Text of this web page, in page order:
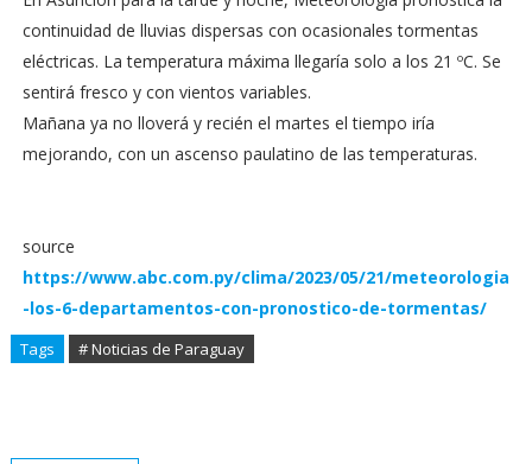
continuidad de lluvias dispersas con ocasionales tormentas
eléctricas. La temperatura máxima llegaría solo a los 21 ºC. Se
sentirá fresco y con vientos variables.
Mañana ya no lloverá y recién el martes el tiempo iría
mejorando, con un ascenso paulatino de las temperaturas.
source
https://www.abc.com.py/clima/2023/05/21/meteorologia
-los-6-departamentos-con-pronostico-de-tormentas/
Tags # Noticias de Paraguay